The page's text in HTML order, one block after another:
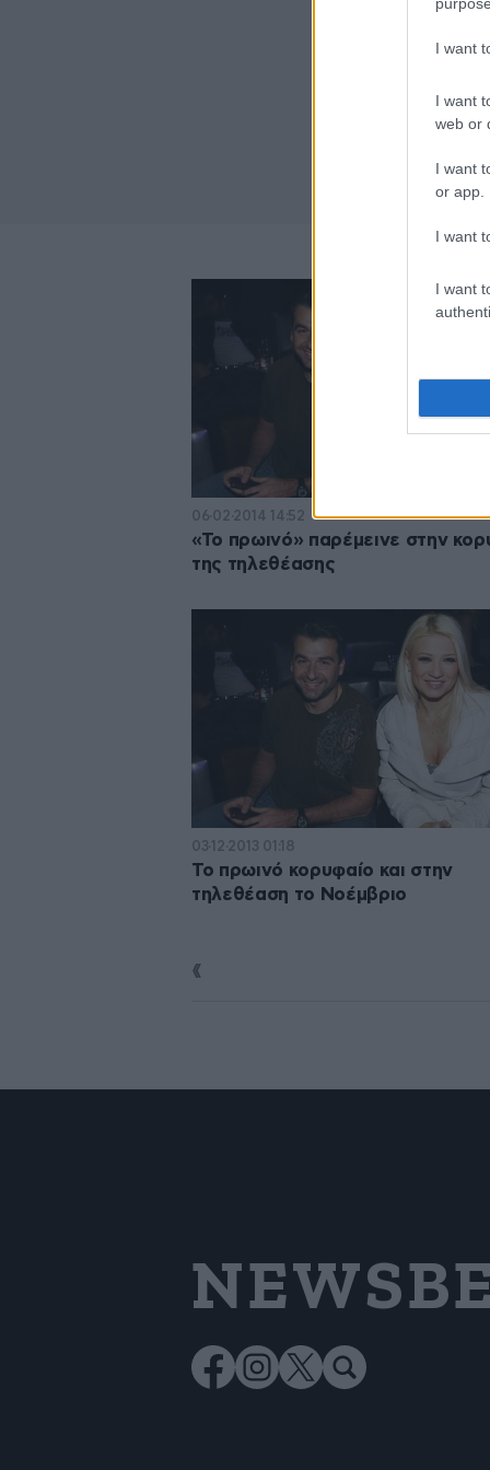
I want
I want
web or
I want
or app.
I want
I want
06·02·2014 14:52
«Το πρωινό» παρέμεινε στην
της τηλεθέασης
03·12·2013 01:18
Το πρωινό κορυφαίο και στην
τηλεθέαση το Νοέμβριο